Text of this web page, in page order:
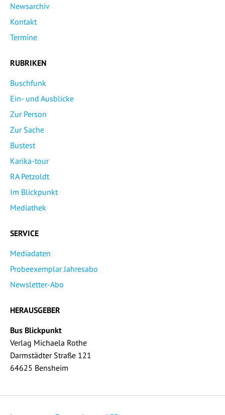
Newsarchiv
Kontakt
Termine
RUBRIKEN
Buschfunk
Ein- und Ausblicke
Zur Person
Zur Sache
Bustest
Karika-tour
RA Petzoldt
Im Blickpunkt
Mediathek
SERVICE
Mediadaten
Probeexemplar Jahresabo
Newsletter-Abo
HERAUSGEBER
Bus Blickpunkt
Verlag Michaela Rothe
Darmstädter Straße 121
64625 Bensheim